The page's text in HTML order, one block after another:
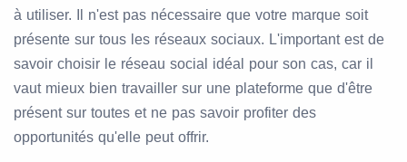
à utiliser. Il n'est pas nécessaire que votre marque soit
présente sur tous les réseaux sociaux. L'important est de
savoir choisir le réseau social idéal pour son cas, car il
vaut mieux bien travailler sur une plateforme que d'être
présent sur toutes et ne pas savoir profiter des
opportunités qu'elle peut offrir.